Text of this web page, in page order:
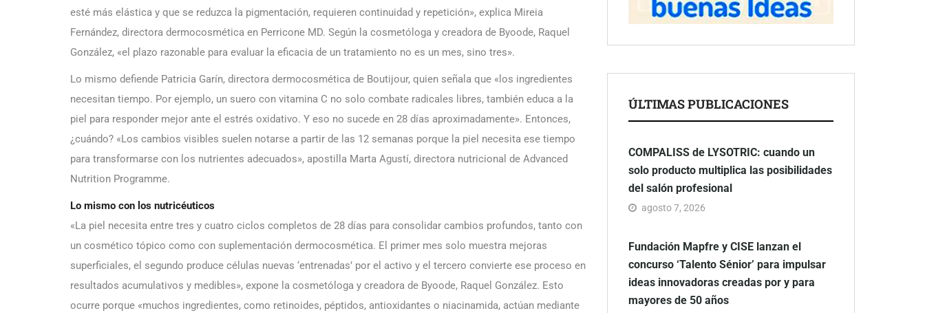
esté más elástica y que se reduzca la pigmentación, requieren continuidad y repetición», explica Mireia
Fernández, directora dermocosmética en Perricone MD. Según la cosmetóloga y creadora de Byoode, Raquel
González, «el plazo razonable para evaluar la eficacia de un tratamiento no es un mes, sino tres».
Lo mismo defiende Patricia Garín, directora dermocosmética de Boutijour, quien señala que «los ingredientes
necesitan tiempo. Por ejemplo, un suero con vitamina C no solo combate radicales libres, también educa a la
piel para responder mejor ante el estrés oxidativo. Y eso no sucede en 28 días aproximadamente». Entonces,
¿cuándo? «Los cambios visibles suelen notarse a partir de las 12 semanas porque la piel necesita ese tiempo
para transformarse con los nutrientes adecuados», apostilla Marta Agustí, directora nutricional de Advanced
Nutrition Programme.
Lo mismo con los nutricéuticos
«La piel necesita entre tres y cuatro ciclos completos de 28 días para consolidar cambios profundos, tanto con
un cosmético tópico como con suplementación dermocosmética. El primer mes solo muestra mejoras
superficiales, el segundo produce células nuevas ‘entrenadas’ por el activo y el tercero convierte ese proceso en
resultados acumulativos y medibles», expone la cosmetóloga y creadora de Byoode, Raquel González. Esto
ocurre porque «muchos ingredientes, como retinoides, péptidos, antioxidantes o niacinamida, actúan mediante
ÚLTIMAS PUBLICACIONES
COMPALISS de LYSOTRIC: cuando un
solo producto multiplica las posibilidades
del salón profesional
agosto 7, 2026
Fundación Mapfre y CISE lanzan el
concurso ‘Talento Sénior’ para impulsar
ideas innovadoras creadas por y para
mayores de 50 años